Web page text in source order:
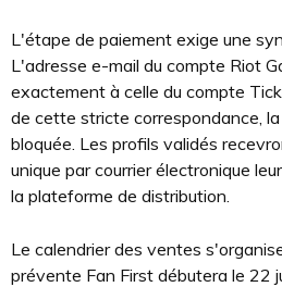
L'étape de paiement exige une
L'adresse e-mail du compte Riot
exactement à celle du compte
de cette stricte correspondance,
bloquée. Les profils validés
unique par courrier électronique
la plateforme de distribution.
Le calendrier des ventes
prévente Fan First débutera le 22